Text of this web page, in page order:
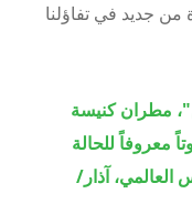
جديد في تفاؤلنا
مطران كنيسة
معروفاً للحالة
العالمي، آذار/